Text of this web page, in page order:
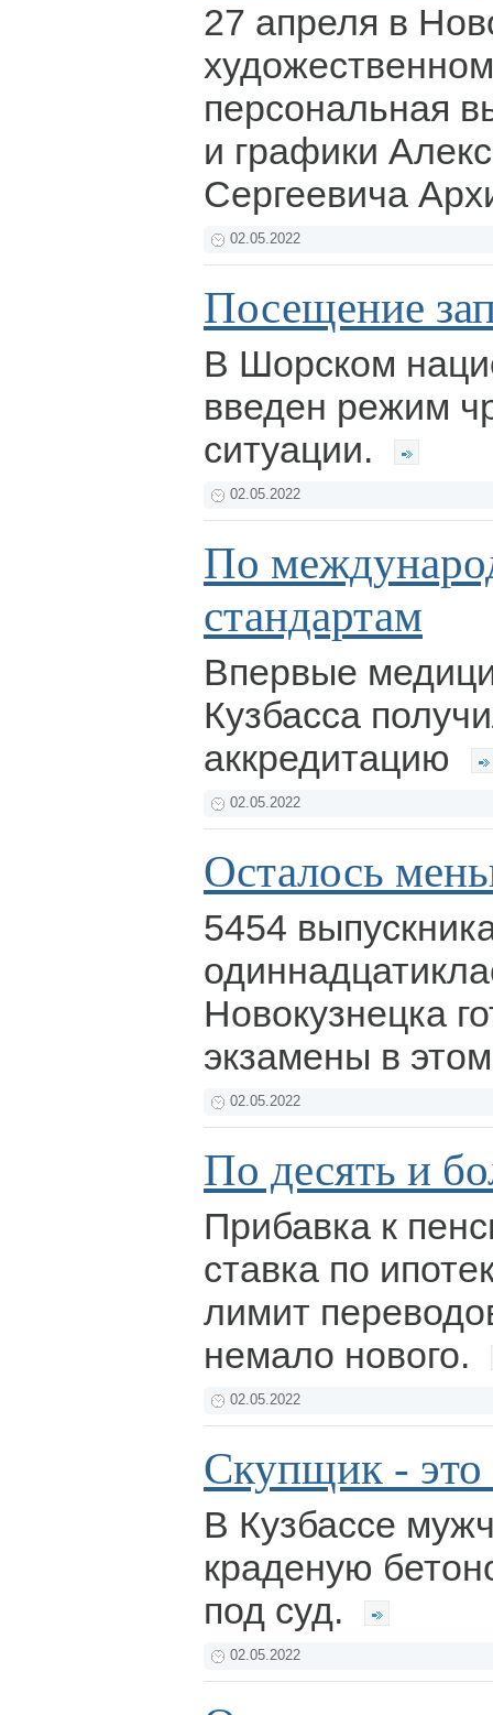
27 апреля в
персональная
и графики
Сергеевича
02.05.2022
Посещение
В Шорском
введен режим
ситуации.
02.05.2022
По
стандартам
Впервые
Кузбасса
аккредитацию
02.05.2022
Осталось
5454
Новокузнецка
экзамены в
02.05.2022
По десять и
Прибавка к
ставка по
лимит
немало нового.
02.05.2022
Скупщик - это
В Кузбассе
краденую
под суд.
02.05.2022